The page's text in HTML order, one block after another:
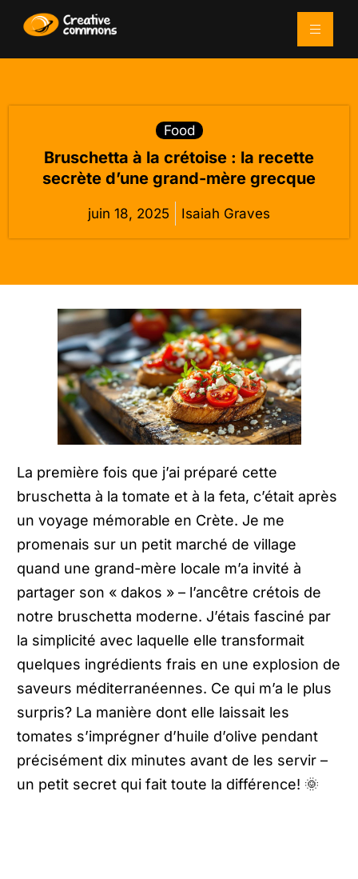
Food
Bruschetta à la crétoise : la recette
secrète d’une grand-mère grecque
juin 18, 2025 Isaiah Graves
La première fois que j’ai préparé cette
bruschetta à la tomate et à la feta, c’était après
un voyage mémorable en Crète. Je me
promenais sur un petit marché de village
quand une grand-mère locale m’a invité à
partager son « dakos » – l’ancêtre crétois de
notre bruschetta moderne. J’étais fasciné par
la simplicité avec laquelle elle transformait
quelques ingrédients frais en une explosion de
saveurs méditerranéennes. Ce qui m’a le plus
surpris? La manière dont elle laissait les
tomates s’imprégner d’huile d’olive pendant
précisément dix minutes avant de les servir –
un petit secret qui fait toute la différence! 🌞